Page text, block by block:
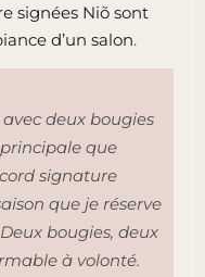
signées Niõ sont
d’un salon.
deux bougies
que
signature
que je réserve
bougies, deux
à volonté.